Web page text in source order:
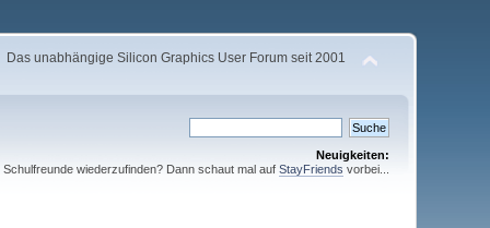
Das unabhängige Silicon Graphics User Forum seit 2001
Neuigkeiten:
Schulfreunde wiederzufinden? Dann schaut mal auf StayFriends vorbei...